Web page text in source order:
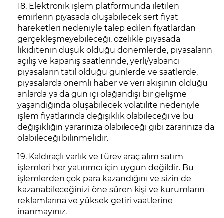
18. Elektronik işlem platformunda iletilen
emirlerin piyasada oluşabilecek sert fiyat
hareketleri nedeniyle talep edilen fiyatlardan
gerçekleşmeyebileceği, özelikle piyasada
likiditenin düşük olduğu dönemlerde, piyasaların
açılış ve kapanış saatlerinde, yerli/yabancı
piyasaların tatil olduğu günlerde ve saatlerde,
piyasalarda önemli haber ve veri akışının olduğu
anlarda ya da gün içi olağandışı bir gelişme
yaşandığında oluşabilecek volatilite nedeniyle
işlem fiyatlarında değişiklik olabileceği ve bu
değişikliğin yararınıza olabileceği gibi zararınıza da
olabileceği bilinmelidir.
19. Kaldıraçlı varlık ve türev araç alım satım
işlemleri her yatırımcı için uygun değildir. Bu
işlemlerden çok para kazandığını ve sizin de
kazanabileceğinizi öne süren kişi ve kurumların
reklamlarına ve yüksek getiri vaatlerine
inanmayınız.